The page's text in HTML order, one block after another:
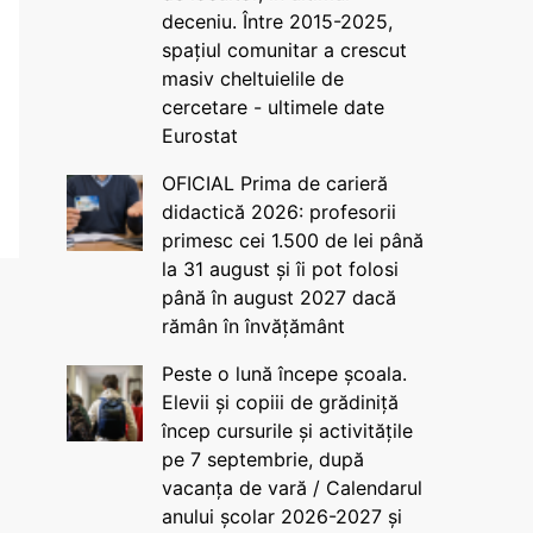
deceniu. Între 2015-2025,
spațiul comunitar a crescut
masiv cheltuielile de
cercetare - ultimele date
Eurostat
OFICIAL Prima de carieră
didactică 2026: profesorii
primesc cei 1.500 de lei până
la 31 august și îi pot folosi
până în august 2027 dacă
rămân în învățământ
Peste o lună începe școala.
Elevii și copiii de grădiniță
încep cursurile și activitățile
pe 7 septembrie, după
vacanța de vară / Calendarul
anului școlar 2026-2027 și